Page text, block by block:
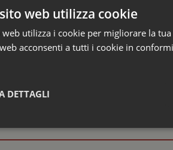
web utilizza cookie
utilizza i cookie per migliorare la
acconsenti a tutti i cookie in
DETTAGLI
Necessari